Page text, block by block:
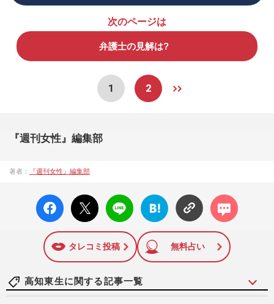
次のページは
弁護士の見解は?
1 2
『週刊女性』編集部
著者： 『週刊女性』編集部
facebo
ok い
X ポス
ト
LINE
はてな
ブック
に追加
コメン
ト
タレコミ投稿 無料占い
高知東生に関する記事一覧